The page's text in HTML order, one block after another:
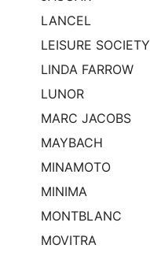
LANCEL
LEISURE SOCIETY
LINDA FARROW
LUNOR
MARC JACOBS
MAYBACH
MINAMOTO
MINIMA
MONTBLANC
MOVITRA